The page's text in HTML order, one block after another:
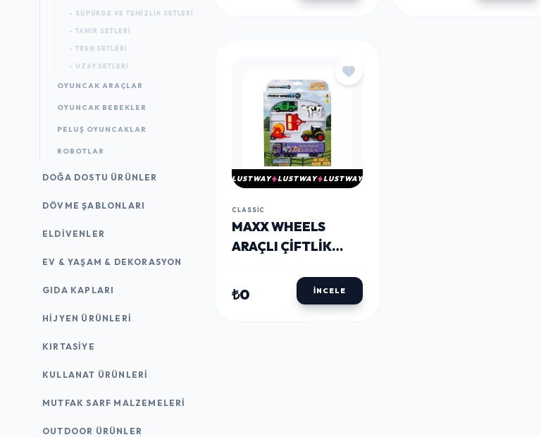
- SÜPÜRGE VE TEMIZLIK SETLERI
- TAMIR SETLERI
- TREN SETLERI
- UZAY SETLERI
OYUNCAK ARAÇLAR
OYUNCAK BEBEKLER
PELUŞ OYUNCAKLAR
ROBOTLAR
DOĞA DOSTU ÜRÜNLER
DÖVME ŞABLONLARI
ELDIVENLER
EV & YAŞAM & DEKORASYON
GIDA KAPLARI
HIJYEN ÜRÜNLERI
KIRTASİYE
KULLANAT ÜRÜNLERI
MUTFAK SARF MALZEMELERI
OUTDOOR ÜRÜNLER
LUSTWAY LUSTWAY LUSTWAY
CLASSIC
MAXX WHEELS
ARAÇLI ÇIFTLIK
₺0 İNCELE